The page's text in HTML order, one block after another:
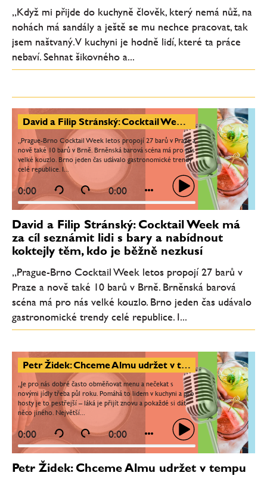
„Když mi přijde do kuchyně člověk, který nemá nůž, na
nohách má sandály a ještě se mu nechce pracovat, tak
jsem naštvaný. V kuchyni je hodně lidí, které ta práce
nebaví. Sehnat šikovného a...
David a Filip Stránský: Cocktail Week má za cíl seznámit lidi s bary a nabídnout koktejly těm, kdo je běžně nezkusí
„Prague-Brno Cocktail Week letos propojí 27 barů v Praze a
nově také 10 barů v Brně. Brněnská barová scéna má pro nás
velké kouzlo. Brno jeden čas udávalo gastronomické trendy
celé republice. I...
0:00 0:00
David a Filip Stránský: Cocktail Week má
za cíl seznámit lidi s bary a nabídnout
koktejly těm, kdo je běžně nezkusí
„Prague-Brno Cocktail Week letos propojí 27 barů v
Praze a nově také 10 barů v Brně. Brněnská barová
scéna má pro nás velké kouzlo. Brno jeden čas udávalo
gastronomické trendy celé republice. I...
Petr Židek: Chceme Almu udržet v tempu
„Je pro nás dobré často obměňovat menu a nečekat s
novými jídly třeba půl roku. Pomáhá to lidem v kuchyni a pro
hosty je to pestřejší – láká je přijít znovu a pokaždé si dát
něco jiného. Největší...
0:00 0:00
Petr Židek: Chceme Almu udržet v tempu